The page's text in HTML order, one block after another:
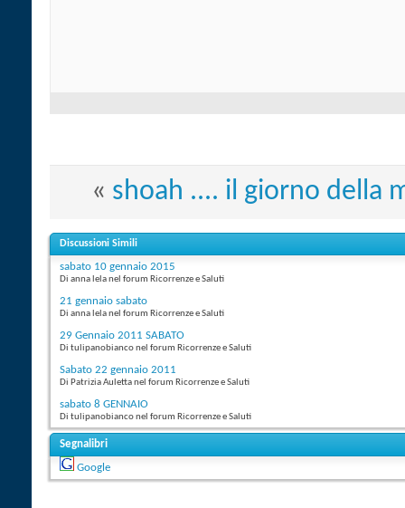
« shoah .... il giorno della
Discussioni Simili
sabato 10 gennaio 2015
Di anna lela nel forum Ricorrenze e Saluti
21 gennaio sabato
Di anna lela nel forum Ricorrenze e Saluti
29 Gennaio 2011 SABATO
Di tulipanobianco nel forum Ricorrenze e Saluti
Sabato 22 gennaio 2011
Di Patrizia Auletta nel forum Ricorrenze e Saluti
sabato 8 GENNAIO
Di tulipanobianco nel forum Ricorrenze e Saluti
Segnalibri
Google